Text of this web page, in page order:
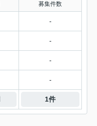
募集件数
-
-
-
-
1件